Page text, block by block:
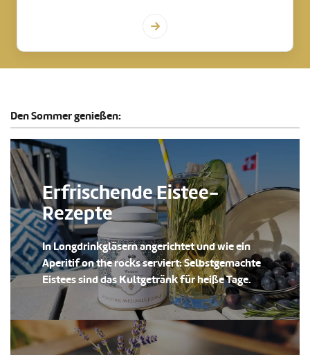
Den Sommer genießen:
Erfrischende Eistee-
Rezepte
In Longdrinkgläsern angerichtet und wie ein
Aperitif on the rocks serviert: Selbstgemachte
Eistees sind das Kultgetränk für heiße Tage.